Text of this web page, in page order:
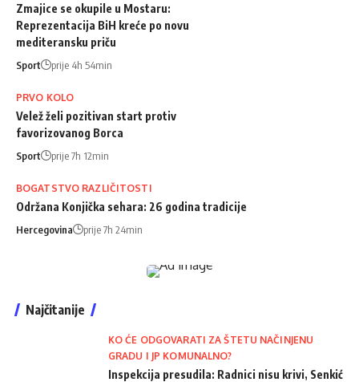
Zmajice se okupile u Mostaru:
Reprezentacija BiH kreće po novu
mediteransku priču
Sport prije 4h 54min
PRVO KOLO
Velež želi pozitivan start protiv
favorizovanog Borca
Sport prije 7h 12min
BOGATSTVO RAZLIČITOSTI
Održana Konjička sehara: 26 godina tradicije
Hercegovina prije 7h 24min
Najčitanije
KO ĆE ODGOVARATI ZA ŠTETU NAČINJENU
GRADU I JP KOMUNALNO?
Inspekcija presudila: Radnici nisu krivi, Senkić